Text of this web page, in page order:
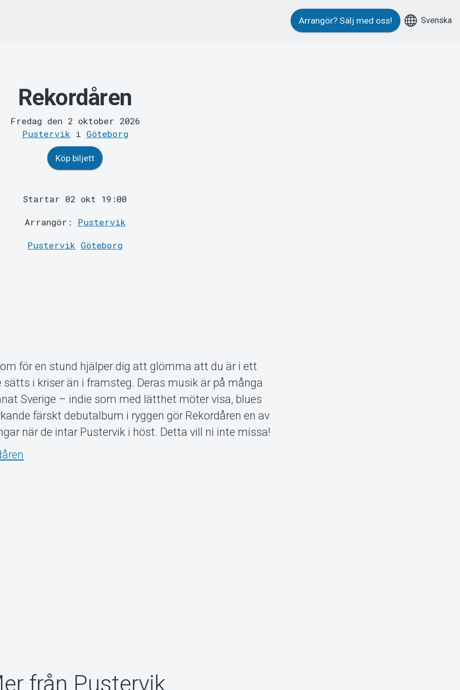
Arrangör? Sälj med oss! Svenska
Rekordåren
Fredag den 2 oktober 2026
Pustervik i Göteborg
Köp biljett
Startar 02 okt 19:00
Arrangör: Pustervik
Pustervik Göteborg
för en stund hjälper dig att glömma att du är i ett
sätts i kriser än i framsteg. Deras musik är på många
Sverige – indie som med lätthet möter visa, blues
färskt debutalbum i ryggen gör Rekordåren en av
när de intar Pustervik i höst. Detta vill ni inte missa!
från Pustervik